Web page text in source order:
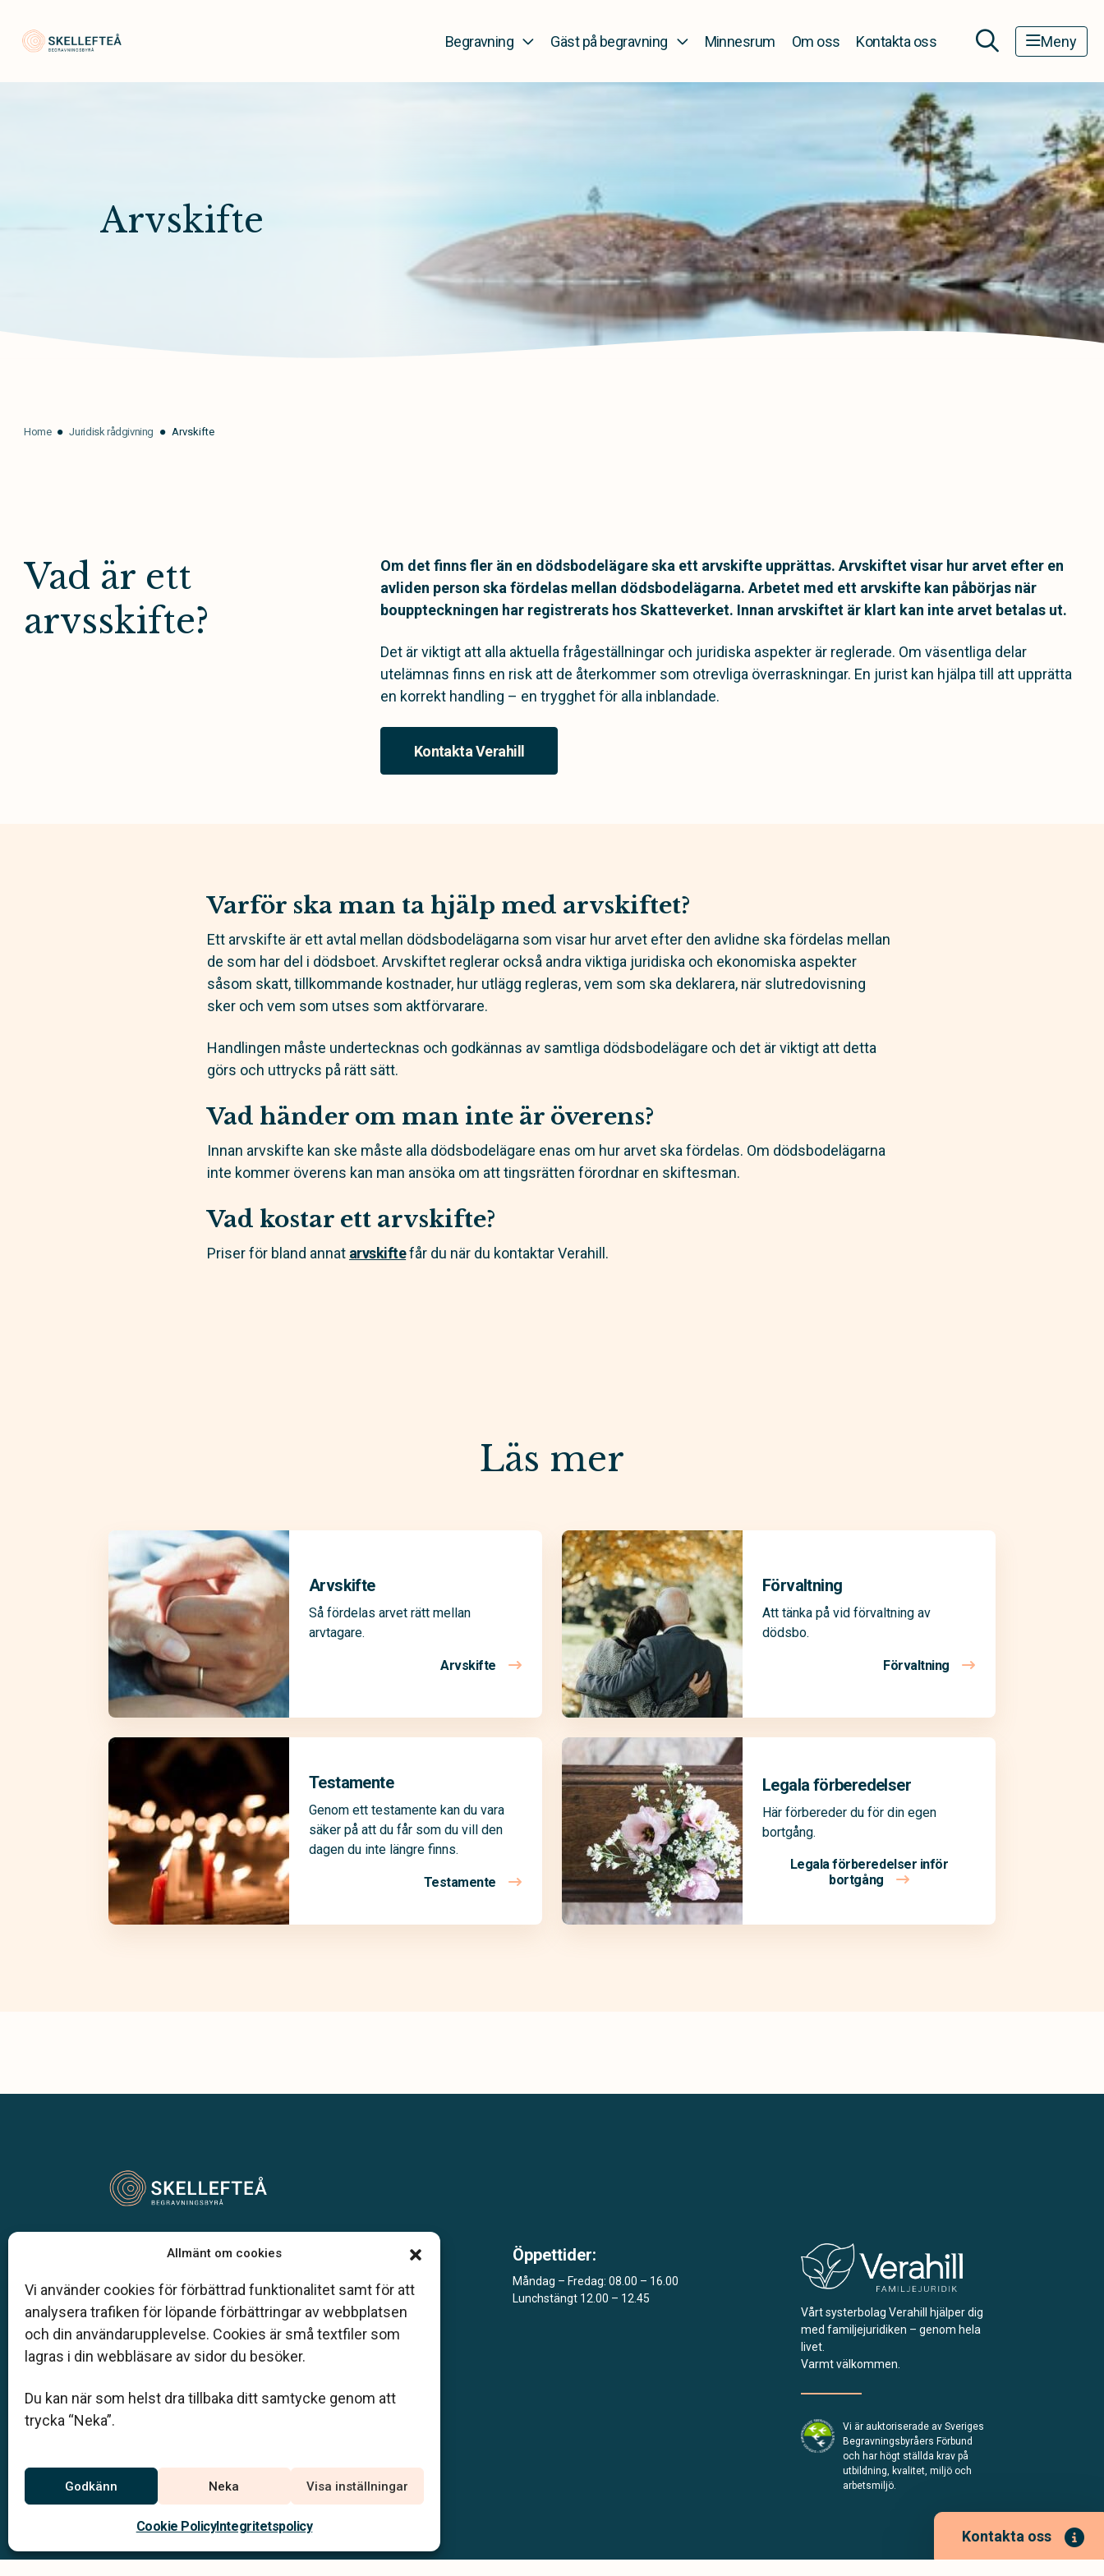
Allmänt om cookies
Vi använder cookies för förbättrad funktionalitet samt för att
analysera trafiken för löpande förbättringar av webbplatsen
och din användarupplevelse. Cookies är små textfiler som
lagras i din webbläsare av sidor du besöker.
Du kan när som helst dra tillbaka ditt samtycke genom att
trycka “Neka”.
Godkänn Neka Visa inställningar
Cookie PolicyIntegritetspolicy
Begravning Gäst på begravning Minnesrum Om oss Kontakta oss Meny
Arvskifte
Home Juridisk rådgivning Arvskifte
Vad är ett
arvsskifte?
Om det finns fler än en dödsbodelägare ska ett arvskifte upprättas. Arvskiftet visar hur arvet efter en
avliden person ska fördelas mellan dödsbodelägarna. Arbetet med ett arvskifte kan påbörjas när
bouppteckningen har registrerats hos Skatteverket. Innan arvskiftet är klart kan inte arvet betalas ut.
Det är viktigt att alla aktuella frågeställningar och juridiska aspekter är reglerade. Om väsentliga delar
utelämnas finns en risk att de återkommer som otrevliga överraskningar. En jurist kan hjälpa till att upprätta
en korrekt handling – en trygghet för alla inblandade.
Kontakta Verahill
Varför ska man ta hjälp med arvskiftet?
Ett arvskifte är ett avtal mellan dödsbodelägarna som visar hur arvet efter den avlidne ska fördelas mellan
de som har del i dödsboet. Arvskiftet reglerar också andra viktiga juridiska och ekonomiska aspekter
såsom skatt, tillkommande kostnader, hur utlägg regleras, vem som ska deklarera, när slutredovisning
sker och vem som utses som aktförvarare.
Handlingen måste undertecknas och godkännas av samtliga dödsbodelägare och det är viktigt att detta
görs och uttrycks på rätt sätt.
Vad händer om man inte är överens?
Innan arvskifte kan ske måste alla dödsbodelägare enas om hur arvet ska fördelas. Om dödsbodelägarna
inte kommer överens kan man ansöka om att tingsrätten förordnar en skiftesman.
Vad kostar ett arvskifte?
Priser för bland annat arvskiftefår du när du kontaktar Verahill.
Läs mer
Arvskifte
Så fördelas arvet rätt mellan
arvtagare.
Arvskifte
Förvaltning
Att tänka på vid förvaltning av
dödsbo.
Förvaltning
Testamente
Genom ett testamente kan du vara
säker på att du får som du vill den
dagen du inte längre finns.
Testamente
Legala förberedelser
Här förbereder du för din egen
bortgång.
Legala förberedelser inför
bortgång
Kontakta oss
Vår begravningsbyrå är en del av Klarahill.
auktoriserade inom Sveriges begravningsbyråers
förbund (SBF). Det personliga är centralt för oss, både
när det gäller bemötande och när vi utformar
skräddarsydda personliga begravningar.
info@skebeg.se
Jourtelefon
0910-100 52
Öppettider:
Måndag – Fredag: 08.00 – 16.00
Lunchstängt 12.00 – 12.45
Vårt systerbolag Verahill hjälper dig
med familjejuridiken – genom hela
livet.
Varmt välkommen.
Vi är auktoriserade av Sveriges
Begravningsbyråers Förbund
och har högt ställda krav på
utbildning, kvalitet, miljö och
arbetsmiljö.